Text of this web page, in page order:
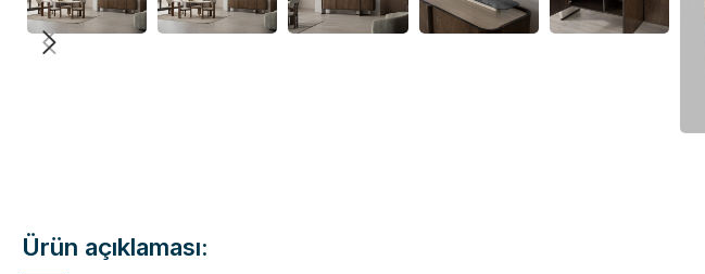
Ürün açıklaması: